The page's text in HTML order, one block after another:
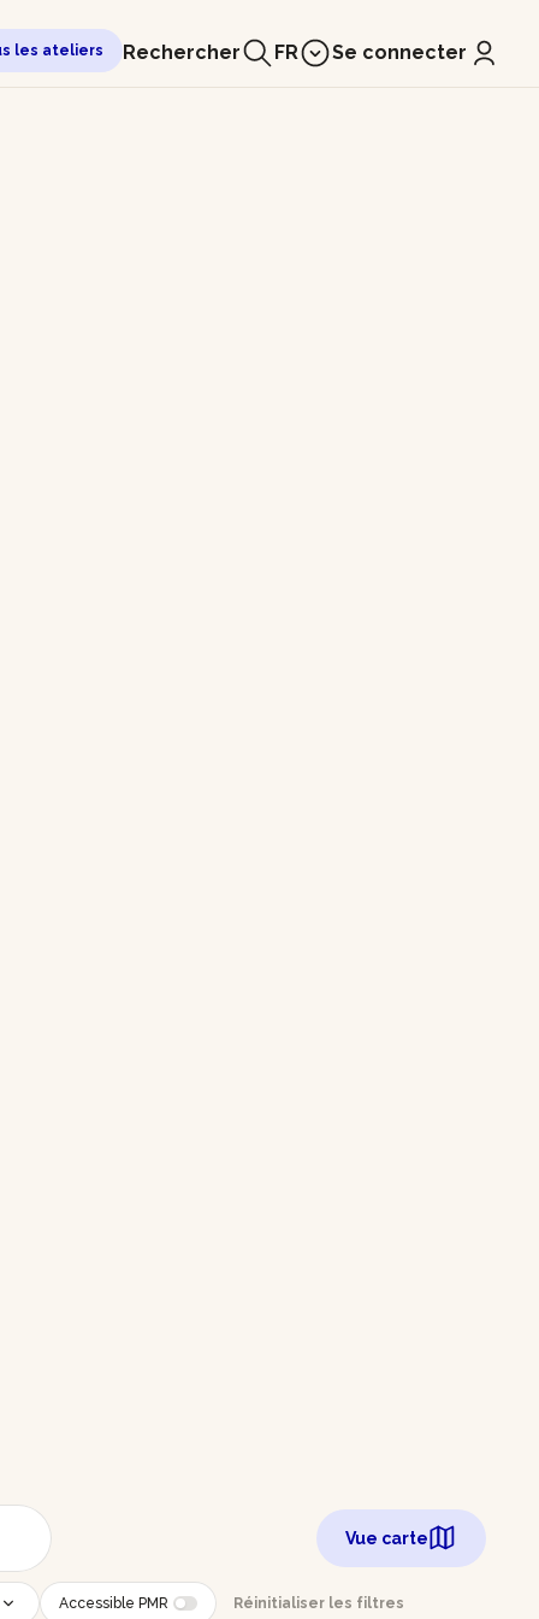
les ateliers Rechercher FR Se connecter
Vue carte
Accessible PMR Réinitialiser les filtres